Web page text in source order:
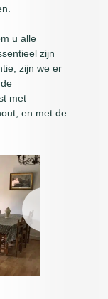
u alle
zijn
zijn we er
met
en met de